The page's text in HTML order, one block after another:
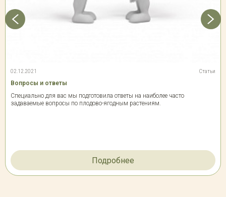
02.12.2021 Статьи
Вопросы и ответы
Специально для вас мы подготовила ответы на наиболее часто
задаваемые вопросы по плодово-ягодным растениям.
Подробнее